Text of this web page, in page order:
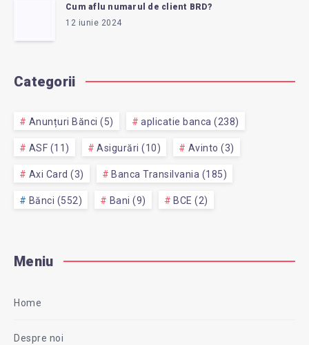
Cum aflu numarul de client BRD?
12 iunie 2024
Categorii
Anunțuri Bănci (5) aplicatie banca (238)
ASF (11) Asigurări (10) Avinto (3)
Axi Card (3) Banca Transilvania (185)
Bănci (552) Bani (9) BCE (2)
Meniu
Home
Despre noi